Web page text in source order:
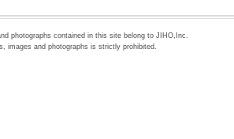
photographs contained in this site belong to JIHO,Inc.
images and photographs is strictly prohibited.